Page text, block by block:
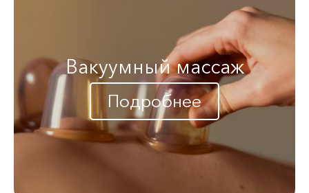
Вакуумный массаж
Подробнее